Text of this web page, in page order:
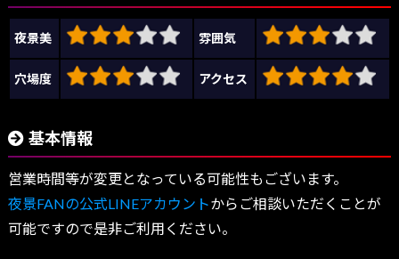
夜景美 雰囲気
穴場度 アクセス
基本情報
営業時間等が変更となっている可能性もございます。
夜景FANの公式LINEアカウントからご相談いただくことが
可能ですので是非ご利用ください。